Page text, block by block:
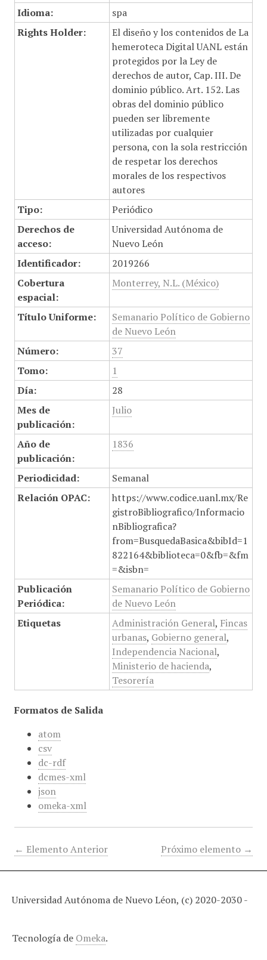
Idioma:
spa
Rights Holder:
El diseño y los contenidos de La
hemeroteca Digital UANL están
protegidos por la Ley de
derechos de autor, Cap. III. De
dominio público. Art. 152. Las
obras del dominio público
pueden ser libremente
utilizadas por cualquier
persona, con la sola restricción
de respetar los derechos
morales de los respectivos
autores
Tipo:
Periódico
Derechos de
acceso:
Universidad Autónoma de
Nuevo León
Identificador:
2019266
Cobertura
espacial:
Monterrey, N.L. (México)
Título Uniforme:
Semanario Político de Gobierno
de Nuevo León
Número:
37
Tomo:
1
Día:
28
Mes de
publicación:
Julio
Año de
publicación:
1836
Periodicidad:
Semanal
Relación OPAC:
https://www.codice.uanl.mx/Re
gistroBibliografico/Informacio
nBibliografica?
from=BusquedaBasica&bibId=1
822164&biblioteca=0&fb=&fm
=&isbn=
Publicación
Periódica:
Semanario Político de Gobierno
de Nuevo León
Etiquetas
Administración General, Fincas
urbanas, Gobierno general,
Independencia Nacional,
Ministerio de hacienda,
Tesorería
Formatos de Salida
atom
csv
dc-rdf
dcmes-xml
json
omeka-xml
← Elemento Anterior Próximo elemento →
Universidad Autónoma de Nuevo Léon, (c) 2020-2030 -
Tecnología de Omeka.